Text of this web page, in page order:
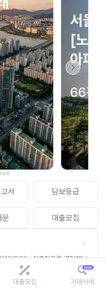
서 담보등급
문 대출모집
이트되는 AI추정가를 경험해보
결 안내
아 지도를 불러올 수 없습니다.
죄송합니다.
도
대출모집 거래사례